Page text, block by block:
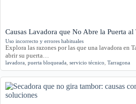
Causas Lavadora que No Abre la Puerta al
Uso incorrecto y errores habituales
Explora las razones por las que una lavadora en
abrir su puerta…
lavadora puerta bloqueada servicio técnico Tarragona